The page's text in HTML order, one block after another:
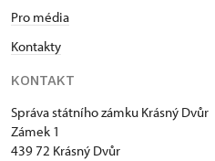
Pro média
Kontakty
KONTAKT
Správa státního zámku Krásný Dvůr
Zámek 1
439 72 Krásný Dvůr